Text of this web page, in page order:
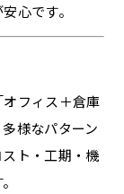
心です。
フィス＋倉庫
様なパターン
ト・工期・機